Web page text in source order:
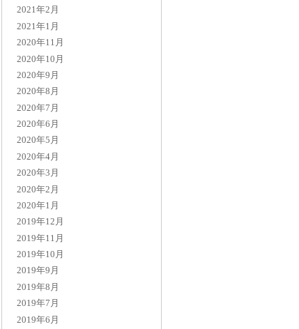
2021年2月
2021年1月
2020年11月
2020年10月
2020年9月
2020年8月
2020年7月
2020年6月
2020年5月
2020年4月
2020年3月
2020年2月
2020年1月
2019年12月
2019年11月
2019年10月
2019年9月
2019年8月
2019年7月
2019年6月